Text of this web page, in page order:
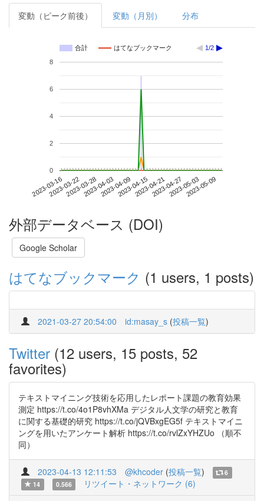
変動（ピーク前後） 変動（月別） 分布
合計 はてなブックマーク 1/2
2023-03-162023-03-222023-03-282023-04-032023-04-092023-04-152023-04-212023-04-272023-05-032023-05-09
0
2
4
6
8
外部データベース (DOI)
Google Scholar
はてなブックマーク (1 users, 1 posts)
2021-03-27 20:54:00 id:masay_s (投稿一覧)
Twitter (12 users, 15 posts, 52
favorites)
テキストマイニング技術を応用したレポート課題の教育効果
測定 https://t.co/4o1P8vhXMa デジタル人文学の研究と教育
に関する基礎的研究 https://t.co/jQVBxgEG5f テキストマイニ
ングを用いたアンケート解析 https://t.co/rvlZxYHZUo （順不
同）
2023-04-13 12:11:53 @khcoder (投稿一覧)
6
14
0.566 リツイート・ネットワーク (6)